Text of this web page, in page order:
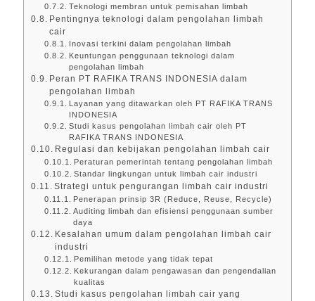
Teknologi membran untuk pemisahan limbah
Pentingnya teknologi dalam pengolahan limbah
cair
Inovasi terkini dalam pengolahan limbah
Keuntungan penggunaan teknologi dalam
pengolahan limbah
Peran PT RAFIKA TRANS INDONESIA dalam
pengolahan limbah
Layanan yang ditawarkan oleh PT RAFIKA TRANS
INDONESIA
Studi kasus pengolahan limbah cair oleh PT
RAFIKA TRANS INDONESIA
Regulasi dan kebijakan pengolahan limbah cair
Peraturan pemerintah tentang pengolahan limbah
Standar lingkungan untuk limbah cair industri
Strategi untuk pengurangan limbah cair industri
Penerapan prinsip 3R (Reduce, Reuse, Recycle)
Auditing limbah dan efisiensi penggunaan sumber
daya
Kesalahan umum dalam pengolahan limbah cair
industri
Pemilihan metode yang tidak tepat
Kekurangan dalam pengawasan dan pengendalian
kualitas
Studi kasus pengolahan limbah cair yang